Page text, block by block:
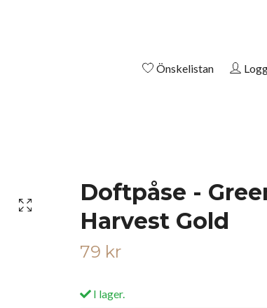
Önskelistan
Doftpåse -
Harvest Gold
79 kr
I lager.